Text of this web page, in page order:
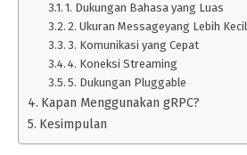
1. Dukungan Bahasa yang Luas
2. Ukuran Messageyang Lebih Kecil
3. Komunikasi yang Cepat
4. Koneksi Streaming
5. Dukungan Pluggable
Kapan Menggunakan gRPC?
Kesimpulan